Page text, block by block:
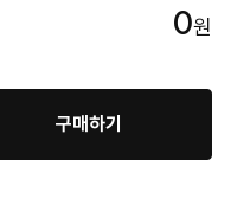
0원
구매하기